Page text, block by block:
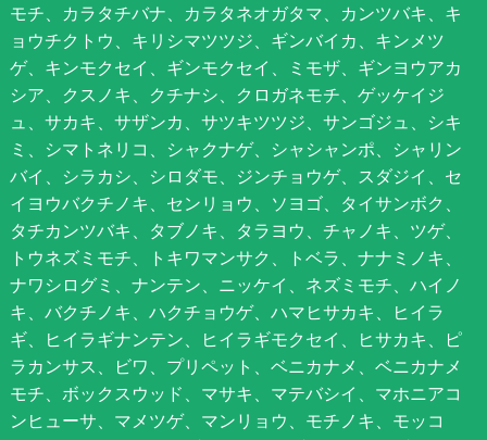
モチ、カラタチバナ、カラタネオガタマ、カンツバキ、キ
ョウチクトウ、キリシマツツジ、ギンバイカ、キンメツ
ゲ、キンモクセイ、ギンモクセイ、ミモザ、ギンヨウアカ
シア、クスノキ、クチナシ、クロガネモチ、ゲッケイジ
ュ、サカキ、サザンカ、サツキツツジ、サンゴジュ、シキ
ミ、シマトネリコ、シャクナゲ、シャシャンポ、シャリン
バイ、シラカシ、シロダモ、ジンチョウゲ、スダジイ、セ
イヨウバクチノキ、センリョウ、ソヨゴ、タイサンボク、
タチカンツバキ、タブノキ、タラヨウ、チャノキ、ツゲ、
トウネズミモチ、トキワマンサク、トベラ、ナナミノキ、
ナワシログミ、ナンテン、ニッケイ、ネズミモチ、ハイノ
キ、バクチノキ、ハクチョウゲ、ハマヒサカキ、ヒイラ
ギ、ヒイラギナンテン、ヒイラギモクセイ、ヒサカキ、ピ
ラカンサス、ビワ、プリペット、ベニカナメ、ベニカナメ
モチ、ボックスウッド、マサキ、マテバシイ、マホニアコ
ンヒューサ、マメツゲ、マンリョウ、モチノキ、モッコ